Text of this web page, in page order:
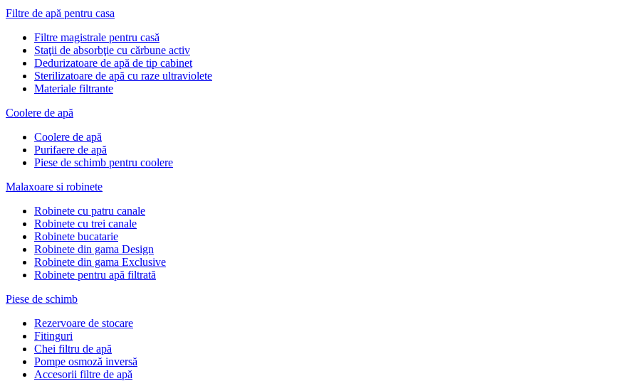
Filtre de apă pentru casa
Filtre magistrale pentru casă
Staţii de absorbţie cu cărbune activ
Dedurizatoare de apă de tip cabinet
Sterilizatoare de apă cu raze ultraviolete
Materiale filtrante
Coolere de apă
Сoolere de apă
Purifaere de apă
Piese de schimb pentru coolere
Malaxoare si robinete
Robinete cu patru canale
Robinete cu trei canale
Robinete bucatarie
Robinete din gama Design
Robinete din gama Exclusive
Robinete pentru apă filtrată
Piese de schimb
Rezervoare de stocare
Fitinguri
Chei filtru de apă
Pompe osmoză inversă
Accesorii filtre de apă